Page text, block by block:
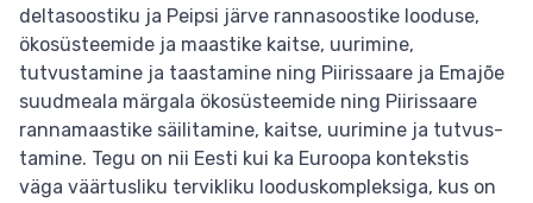
deltasoostiku ja Peipsi järve rannasoostike looduse,
ökosüsteemide ja maastike kaitse, uurimine,
tutvustamine ja taastamine ning Piirissaare ja Emajõe
suudmeala märgala ökosüsteemide ning Piirissaare
rannamaastike säilitamine, kaitse, uurimine ja tutvus­
tamine. Tegu on nii Eesti kui ka Euroopa kontekstis
väga väär­tusliku tervikliku looduskompleksiga, kus on